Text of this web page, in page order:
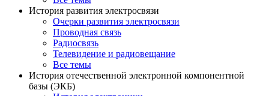
История развития электросвязи
Очерки развития электросвязи
Проводная связь
Радиосвязь
Телевидение и радиовещание
Все темы
История отечественной электронной компонентной
базы (ЭКБ)